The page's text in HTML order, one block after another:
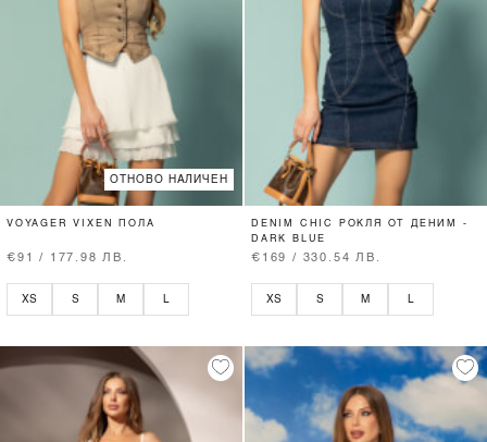
ОТНОВО НАЛИЧЕН
VOYAGER VIXEN ПОЛА
€91 / 177.98 ЛВ.
XS S M
DENIM CHIC РОКЛЯ ОТ ДЕНИМ -
DARK BLUE
€169 / 330.54 ЛВ.
XS S M